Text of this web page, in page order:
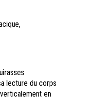
lecture du corps
en